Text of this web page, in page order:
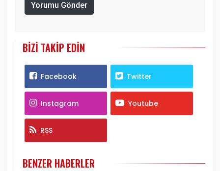
Yorumu Gönder
BIZI TAKIP EDIN
Facebook Twitter
Instagram Youtube
RSS
BENZER HABERLER